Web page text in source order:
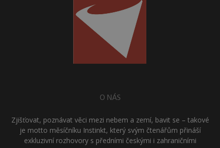
O NÁS
Zjišťovat, poznávat věci mezi nebem a zemí, bavit se – takové
je motto měsíčníku Instinkt, který svým čtenářům přináší
exkluzivní rozhovory s předními českými i zahraničními